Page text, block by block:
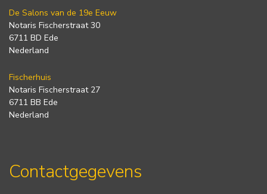
De Salons van de 19e Eeuw
Notaris Fischerstraat 30
6711 BD Ede
Nederland
Fischerhuis
Notaris Fischerstraat 27
6711 BB Ede
Nederland
Contactgegevens